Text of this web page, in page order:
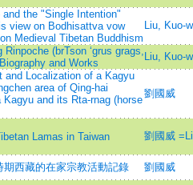
the "Single Intention"
view on Bodhisattva vow
Medieval Tibetan Buddhism
Liu, Kuo-
(brTson ‘grus grags,
and Works
Liu, Kuo-
and Localization of a Kagyu
area of Qing-hai
Kagyu and its Rta-rnag (horse
劉國威
Lamas in Taiwan 劉國威
期西藏的在家宗教活動記錄 劉國威